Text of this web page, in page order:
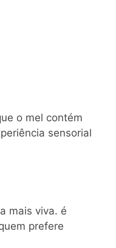
o mel contém
sensorial
mais viva. é
prefere